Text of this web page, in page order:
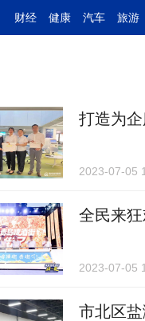
财经 健康 汽车 旅游
打造为
2023-07-05
全民来
2023-07-05
市北区